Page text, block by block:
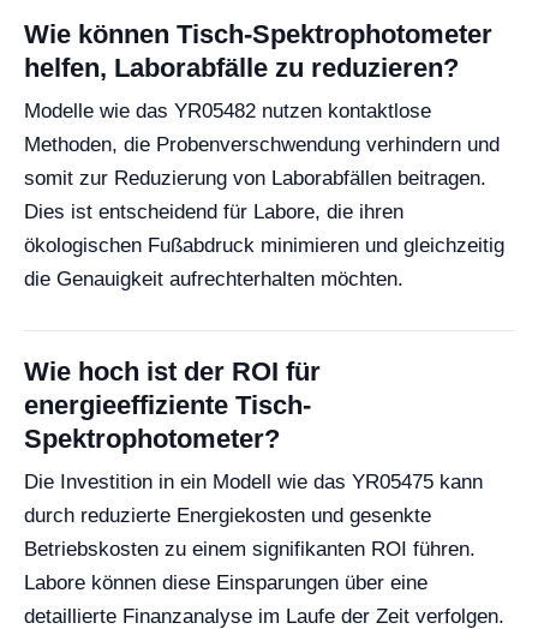
Wie können Tisch-Spektrophotometer
helfen, Laborabfälle zu reduzieren?
Modelle wie das YR05482 nutzen kontaktlose
Methoden, die Probenverschwendung verhindern und
somit zur Reduzierung von Laborabfällen beitragen.
Dies ist entscheidend für Labore, die ihren
ökologischen Fußabdruck minimieren und gleichzeitig
die Genauigkeit aufrechterhalten möchten.
Wie hoch ist der ROI für
energieeffiziente Tisch-
Spektrophotometer?
Die Investition in ein Modell wie das YR05475 kann
durch reduzierte Energiekosten und gesenkte
Betriebskosten zu einem signifikanten ROI führen.
Labore können diese Einsparungen über eine
detaillierte Finanzanalyse im Laufe der Zeit verfolgen.